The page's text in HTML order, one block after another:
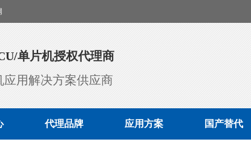
单片机授权代理商
应用解决方案供应商
代理品牌 应用方案 国产替代